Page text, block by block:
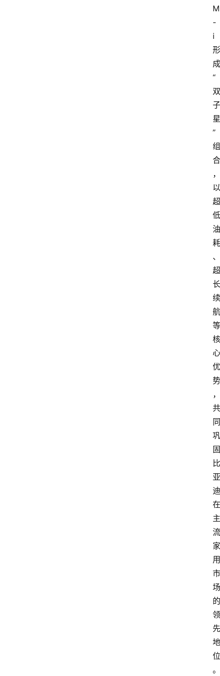
M
-
i
形
成
“
双
子
星
”
组
合
，
以
超
低
油
耗
、
超
长
续
航
等
核
心
优
势
，
共
同
巩
固
比
亚
迪
在
主
流
家
用
市
场
的
领
先
地
位
。